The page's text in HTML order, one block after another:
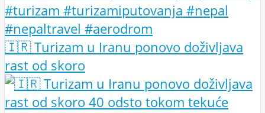
🇮🇷 Turizam u Iranu ponovo doživljava
rast od skoro